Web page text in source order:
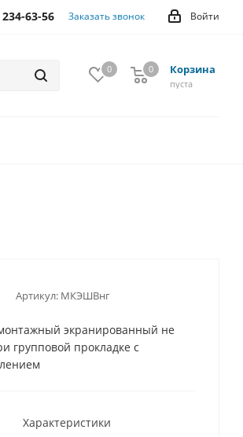
Войти
63-56 Заказать звонок
0 Корзина
0
пуста
0
Артикул: МКЭШВнг
экранированный не
групповой прокладке с
Характеристики